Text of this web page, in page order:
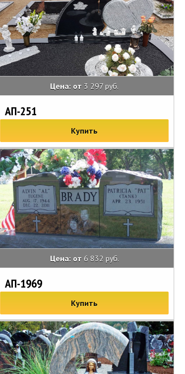
Цена: от 3 297 руб.
АП-251
Купить
Цена: от 6 832 руб.
АП-1969
Купить